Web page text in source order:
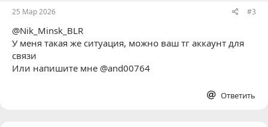
25 Мар 2026 #3
@Nik_Minsk_BLR
У меня такая же ситуация, можно ваш тг аккаунт для
связи
Или напишите мне @and00764
Ответить